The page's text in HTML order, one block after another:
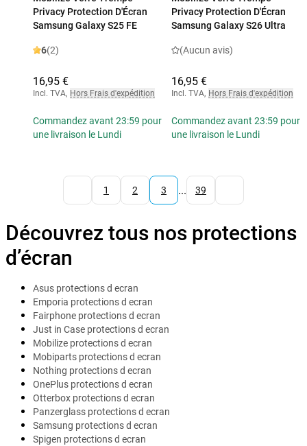
Privacy Protection D'Écran
Samsung Galaxy S25 FE
6(2)
16,95 €
Incl. TVA, Hors Frais d'expédition
Commandez avant 23:59 pour
une livraison le Lundi
Privacy Protection D'Écran
Samsung Galaxy S26 Ultra
(Aucun avis)
16,95 €
Incl. TVA, Hors Frais d'expédition
Commandez avant 23:59 pour
une livraison le Lundi
1 2 3 ... 39
Découvrez tous nos protections
d’écran
Asus protections d ecran
Emporia protections d ecran
Fairphone protections d ecran
Just in Case protections d ecran
Mobilize protections d ecran
Mobiparts protections d ecran
Nothing protections d ecran
OnePlus protections d ecran
Otterbox protections d ecran
Panzerglass protections d ecran
Samsung protections d ecran
Spigen protections d ecran